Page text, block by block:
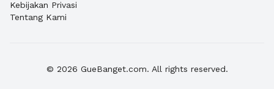
Kebijakan Privasi
Tentang Kami
© 2026 GueBanget.com. All rights reserved.